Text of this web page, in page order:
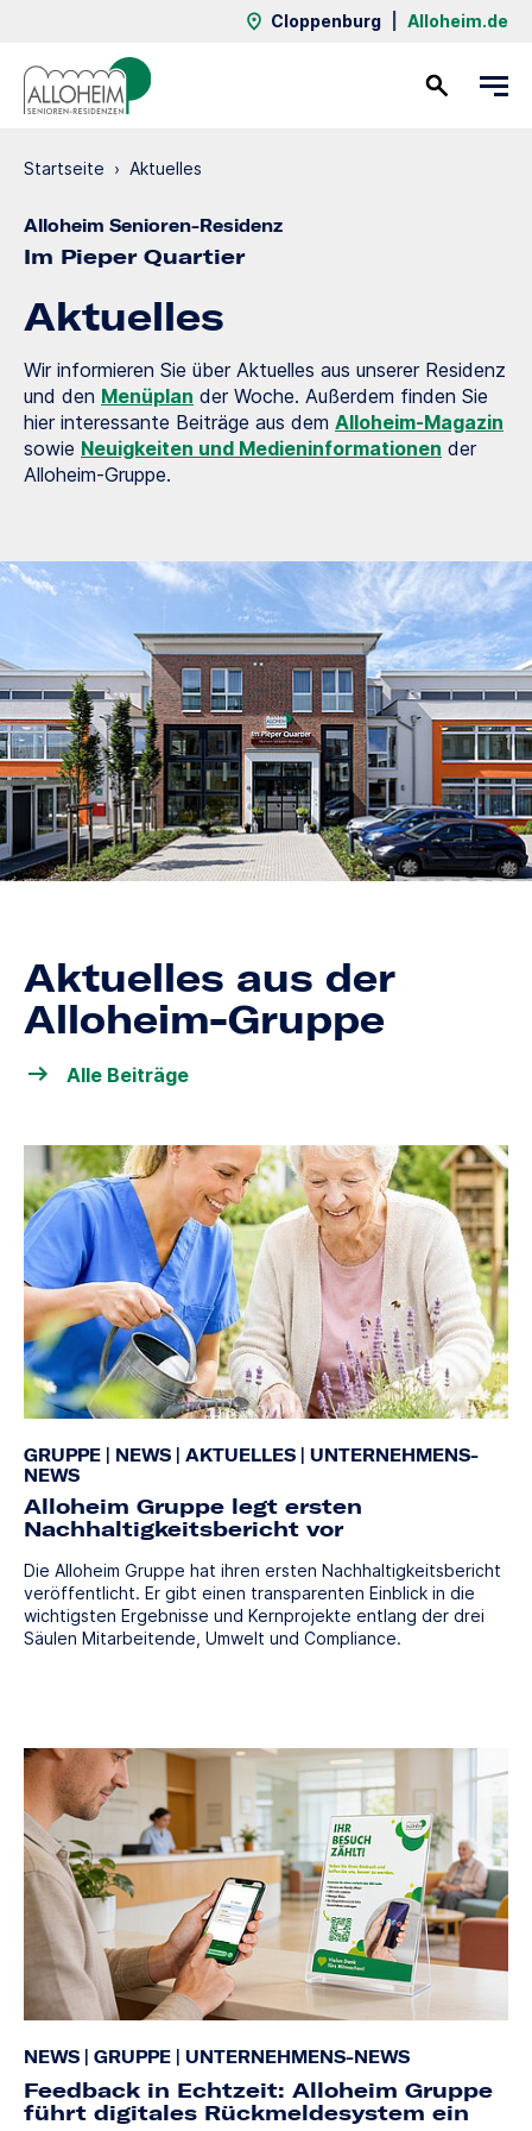
Cloppenburg Alloheim.de
Startseite › Aktuelles
Alloheim Senioren-Residenz
Im Pieper Quartier
Aktuelles
Wir informieren Sie über Aktuelles aus unserer Residenz
und den Menüplan der Woche. Außerdem finden Sie
hier interessante Beiträge aus dem Alloheim-Magazin
sowie Neuigkeiten und Medieninformationen der
Alloheim-Gruppe.
Aktuelles aus der
Alloheim-Gruppe
Alle Beiträge
GRUPPE NEWS AKTUELLES
UNTERNEHMENS-
NEWS
Alloheim Gruppe legt ersten
Nachhaltigkeitsbericht vor
Die Alloheim Gruppe hat ihren ersten Nachhaltigkeitsbericht
veröffentlicht. Er gibt einen transparenten Einblick in die
wichtigsten Ergebnisse und Kernprojekte entlang der drei
Säulen Mitarbeitende, Umwelt und Compliance.
NEWS GRUPPE UNTERNEHMENS-NEWS
Feedback in Echtzeit: Alloheim Gruppe
führt digitales Rückmeldesystem ein